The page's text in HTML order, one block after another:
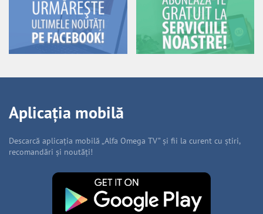
Aplicația mobilă
Descarcă aplicația mobilă „Alfa Omega TV” și fii la curent cu știri,
recomandări și noutăți!